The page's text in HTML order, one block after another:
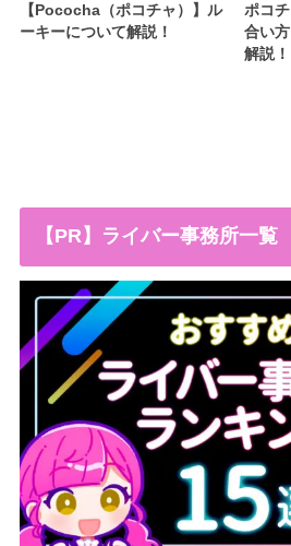
【Pococha（ポコチャ）】ル
ーキーについて解説！
ポコ
合い
解説！
【PR】ライバー事務所一覧